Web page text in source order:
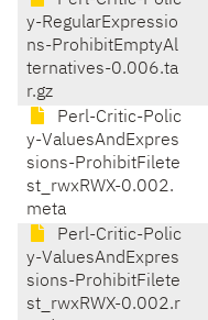
y-RegularExpressio
ns-ProhibitEmptyAl
ternatives-0.006.ta
r.gz
Perl-Critic-Polic
y-ValuesAndExpres
sions-ProhibitFilete
st_rwxRWX-0.002.
meta
Perl-Critic-Polic
y-ValuesAndExpres
sions-ProhibitFilete
st_rwxRWX-0.002.r